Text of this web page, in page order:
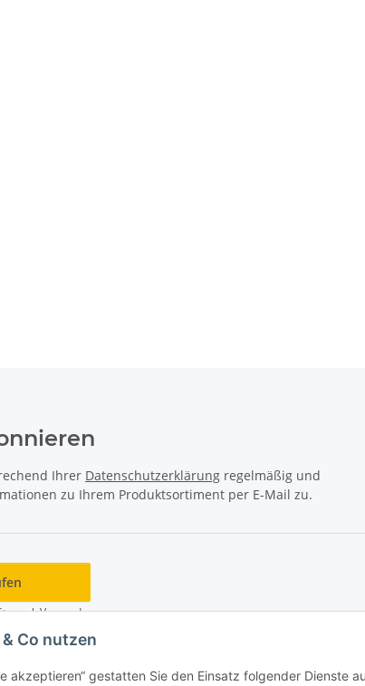
Co nutzen
akzeptieren“ gestatten Sie den Einsatz folgender Dienste
Ihrer Datenschutzerklärung regelmäßig und
zu Ihrem Produktsortiment per E-Mail zu.
zzgl.Versand